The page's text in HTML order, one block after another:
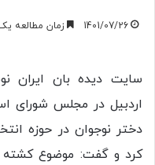
1401/07/26 زمان مطالعه
سایت دیده بان ایران
اردبیل در مجلس شورای
دختر نوجوان در حوزه
کرد و گفت: موضوع کشته